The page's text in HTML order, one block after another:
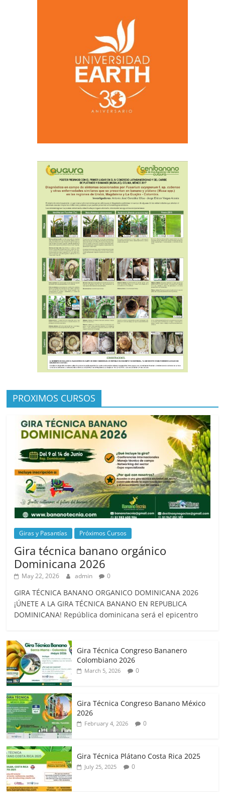
PROXIMOS CURSOS
Giras y Pasantías Próximos Cursos
Gira técnica banano orgánico
Dominicana 2026
May 22, 2026 admin 0
GIRA TÉCNICA BANANO ORGANICO DOMINICANA 2026
¡ÚNETE A LA GIRA TÉCNICA BANANO EN REPUBLICA
DOMINICANA! República dominicana será el epicentro
Gira Técnica Congreso Bananero
Colombiano 2026
March 5, 2026 0
Gira Técnica Congreso Banano México
2026
February 4, 2026 0
Gira Técnica Plátano Costa Rica 2025
July 25, 2025 0